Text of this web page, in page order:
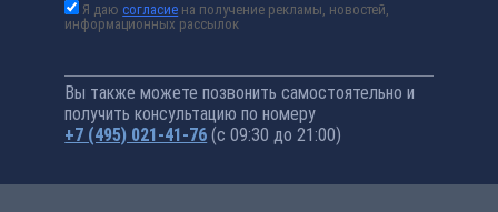
Я даюсогласие на получение рекламы, новостей,
информационных рассылок
Вы также можете позвонить самостоятельно и
получить консультацию по номеру
+7 (495) 021-41-76 (с 09:30 до 21:00)